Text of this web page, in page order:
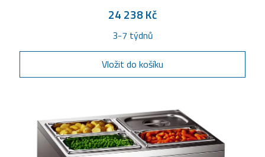
24 238 Kč
3-7 týdnů
Vložit do košíku